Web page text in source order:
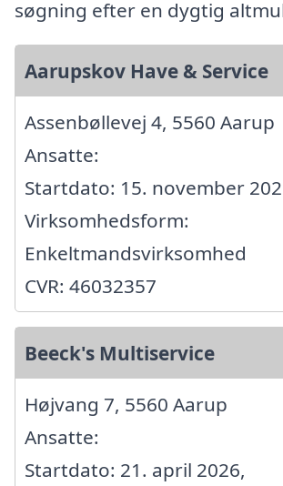
søgning efter en dygtig
Aarupskov Have & Service
Assenbøllevej 4, 5560 Aarup
Ansatte:
Startdato: 15. november
Virksomhedsform:
Enkeltmandsvirksomhed
CVR: 46032357
Beeck's Multiservice
Højvang 7, 5560 Aarup
Ansatte:
Startdato: 21. april 2026,